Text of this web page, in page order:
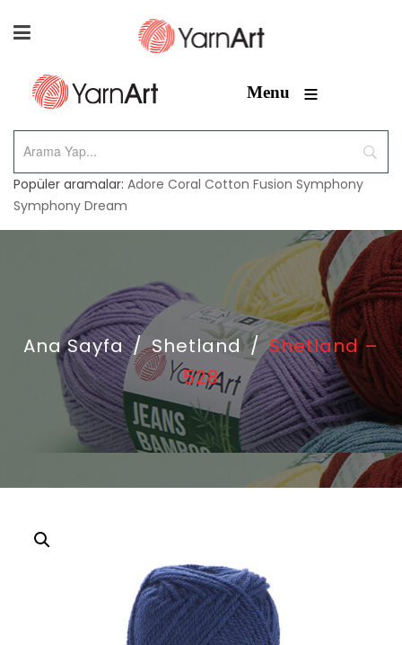
Menu ≡
Popüler aramalar: Adore Coral Cotton Fusion Symphony
Symphony Dream
Ana Sayfa / Shetland / Shetland –
528